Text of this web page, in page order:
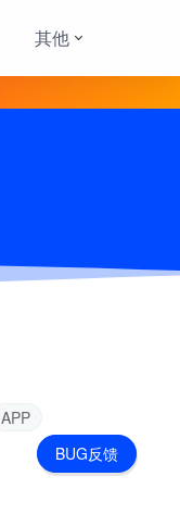
其他
APP
BUG反馈